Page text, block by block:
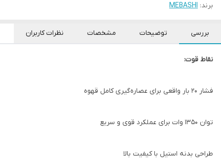
برند: MEBASHI
بررسی توضیحات مشخصات نظرات کاربران
نقاط قوت:
فشار ۲۰ بار واقعی برای عصاره‌گیری کامل قهوه
توان ۱۳۵۰ وات برای عملکرد قوی و سریع
طراحی بدنه استیل با کیفیت بالا